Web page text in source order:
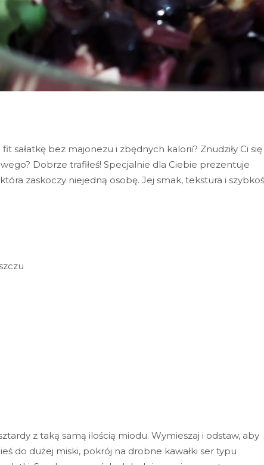
sałatkę bez majonezu i zbędnych kalorii? Znudziły Ci się
Dobrze trafiłeś! Specjalnie dla Ciebie prezentuje
zaskoczy niejedną osobę. Jej smak, tekstura i
z taką samą ilością miodu. Wymieszaj i odstaw, aby
do dużej miski, pokrój na drobne kawałki ser typu